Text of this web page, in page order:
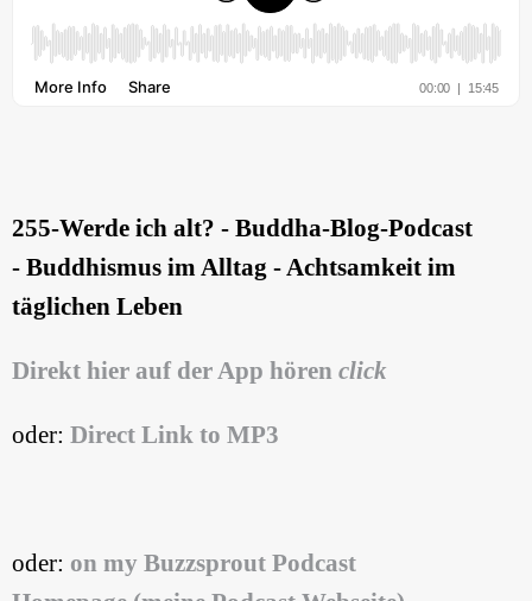
255-Werde ich alt? - Buddha-Blog-Podcast
- Buddhismus im Alltag - Achtsamkeit im
täglichen Leben
Direkt hier auf der App hören click
oder: Direct Link to MP3
oder: on my Buzzsprout Podcast